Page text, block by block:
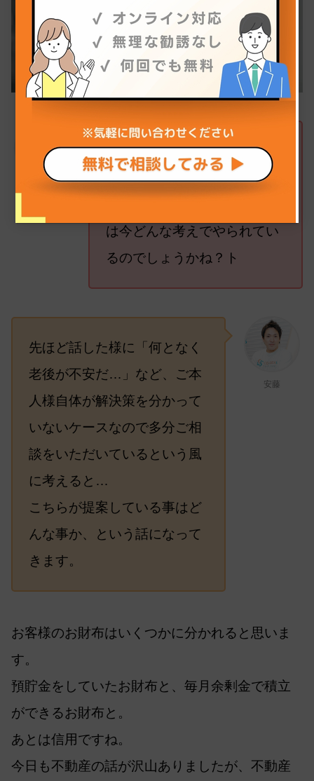
今の状況を踏まえたとして
も、ポートフォリオを作って
は今どんな考えでやられてい
るのでしょうかね？ト
安藤
先ほど話した様に「何となく
老後が不安だ…」など、ご本
人様自体が解決策を分かって
いないケースなので多分ご相
談をいただいているという風
に考えると…
こちらが提案している事はど
んな事か、という話になって
きます。
お客様のお財布はいくつかに分かれると思いま
す。
預貯金をしていたお財布と、毎月余剰金で積立
ができるお財布と。
あとは信用ですね。
今日も不動産の話が沢山ありましたが、不動産